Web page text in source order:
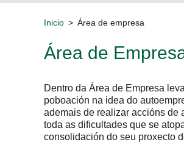
Inicio Área de empresa
Área de
Dentro da Área de Empresa
na idea do autoemprego e a
realizar accións de apoio e
dificultades que se atopan no
proxecto de empresa.